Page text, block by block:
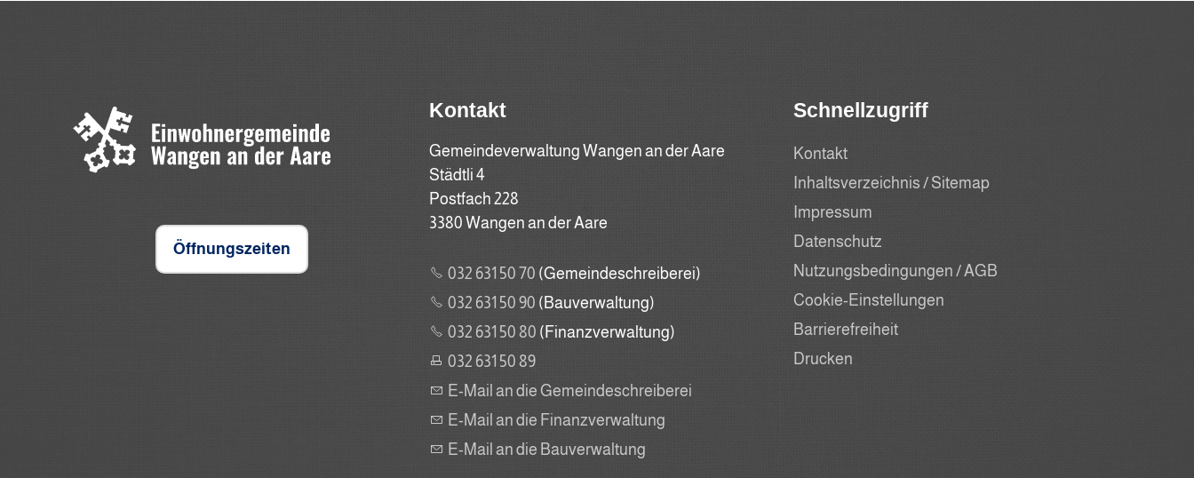
Öffnungszeiten
Kontakt
Gemeindeverwaltung Wangen an der Aare
Städtli 4
Postfach 228
3380 Wangen an der Aare
032 631 50 70 (Gemeindeschreiberei)
032 631 50 90 (Bauverwaltung)
032 631 50 80 (Finanzverwaltung)
032 631 50 89
E-Mail an die Gemeindeschreiberei
E-Mail an die Finanzverwaltung
E-Mail an die Bauverwaltung
Schnellzugriff
Kontakt
Inhaltsverzeichnis / Sitemap
Impressum
Datenschutz
Nutzungsbedingungen / AGB
Cookie-Einstellungen
Barrierefreiheit
Drucken